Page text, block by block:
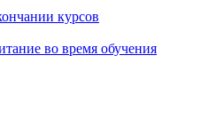
курсов
во время обучения